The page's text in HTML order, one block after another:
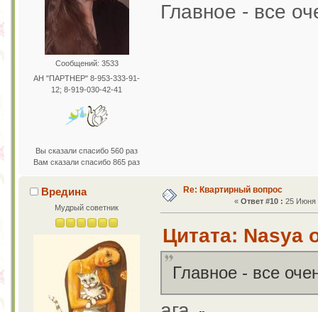
Сообщений: 3533
АН "ПАРТНЕР" 8-953-333-91-
12; 8-919-030-42-41
Вы сказали спасибо 560 раз
Вам сказали спасибо 865 раз
Главное - все
Вредина
Мудрый советник
Re: Квартирный вопрос
« Ответ #10 : 25 Июня
Цитата: Nasya
Главное - все